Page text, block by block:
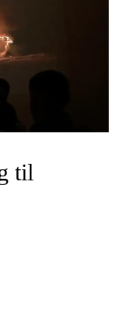
til